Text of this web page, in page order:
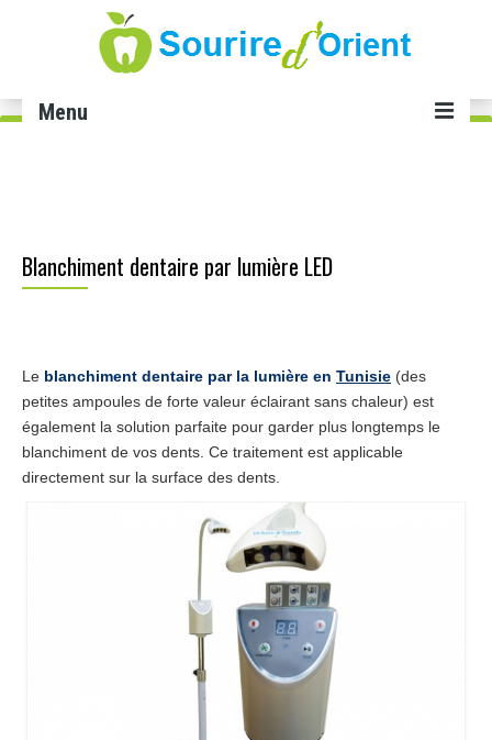
Menu
Implant dentaire Tunisie
Blanchiment dents Tunisie
Gingivectomie Tunisie
Cabinet
Blanchiment dentaire par lumière LED
Le blanchiment dentaire par la lumière en Tunisie (des
petites ampoules de forte valeur éclairant sans chaleur) est
également la solution parfaite pour garder plus longtemps le
blanchiment de vos dents. Ce traitement est applicable
directement sur la surface des dents.